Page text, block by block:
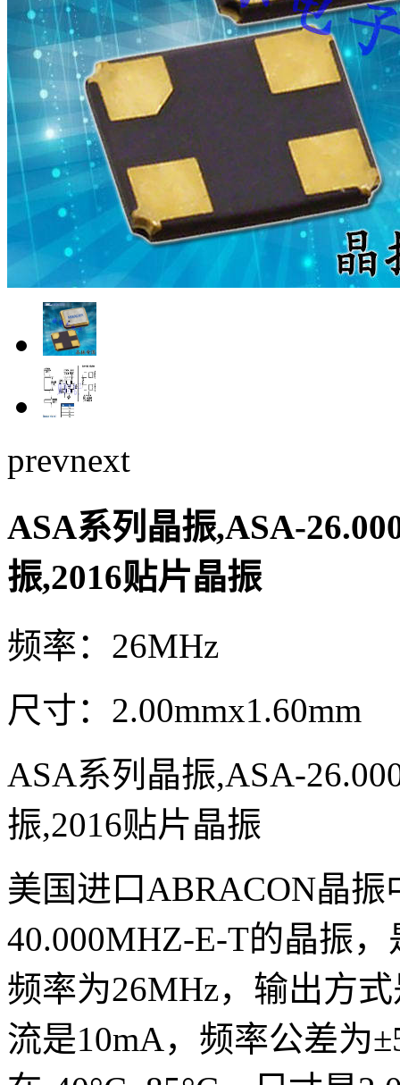
prevnext
ASA系列晶振,ASA-
振,2016贴片晶振
频率：26MHz
尺寸：2.00mmx1.60mm
ASA系列晶振,ASA-
振,2016贴片晶振
美国进口ABRACON晶振
40.000MHZ-E-T的晶振
频率为26MHz，输出方
流是10mA，频率公差为